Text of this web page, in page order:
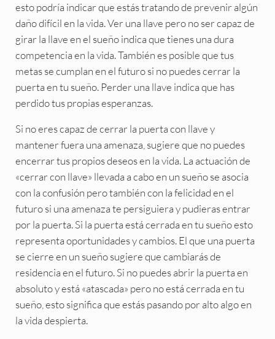
esto podría indicar que estás tratando de prevenir algún
daño difícil en la vida. Ver una llave pero no ser capaz de
girar la llave en el sueño indica que tienes una dura
competencia en la vida. También es posible que tus
metas se cumplan en el futuro si no puedes cerrar la
puerta en tu sueño. Perder una llave indica que has
perdido tus propias esperanzas.
Si no eres capaz de cerrar la puerta con llave y
mantener fuera una amenaza, sugiere que no puedes
encerrar tus propios deseos en la vida. La actuación de
«cerrar con llave» llevada a cabo en un sueño se asocia
con la confusión pero también con la felicidad en el
futuro si una amenaza te persiguiera y pudieras entrar
por la puerta. Si la puerta está cerrada en tu sueño esto
representa oportunidades y cambios. El que una puerta
se cierre en un sueño sugiere que cambiarás de
residencia en el futuro. Si no puedes abrir la puerta en
absoluto y está «atascada» pero no está cerrada en tu
sueño, esto significa que estás pasando por alto algo en
la vida despierta.